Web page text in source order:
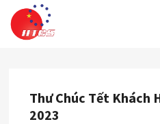
content
CÔNG TY CỔ PHẦN ĐÀO
Thư Chúc Tết Khách
2023